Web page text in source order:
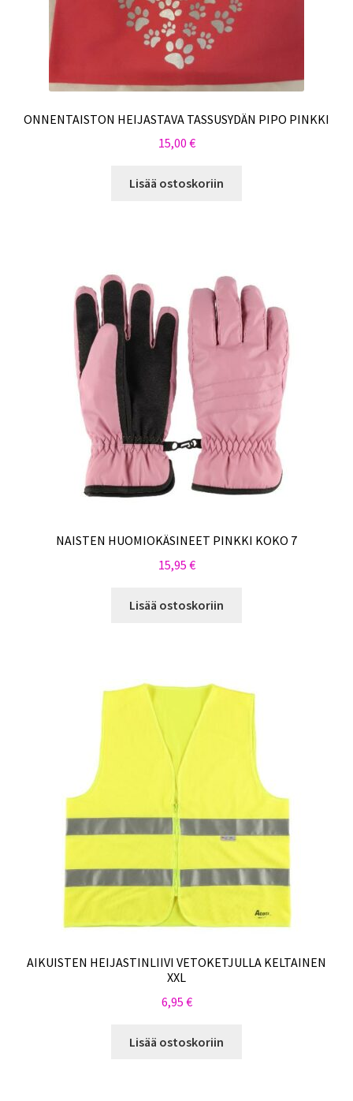
ONNENTAISTON HEIJASTAVA TASSUSYDÄN PIPO PINKKI
15,00 €
Lisää ostoskoriin
NAISTEN HUOMIOKÄSINEET PINKKI KOKO 7
15,95 €
Lisää ostoskoriin
AIKUISTEN HEIJASTINLIIVI VETOKETJULLA KELTAINEN
XXL
6,95 €
Lisää ostoskoriin